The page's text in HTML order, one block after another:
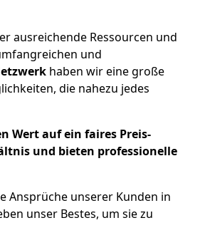
ausreichende Ressourcen und
und
haben wir eine große
die nahezu jedes
Wert auf ein faires Preis-
und bieten professionelle
Ansprüche unserer Kunden in
unser Bestes, um sie zu